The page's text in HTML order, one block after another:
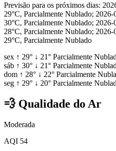
Previsão para os próximos dias:
29°C, Parcialmente Nublado;
30°C, Parcialmente Nublado;
28°C, Parcialmente Nublado;
29°C, Parcialmente Nublado
sex ↑ 29° ↓ 21° Parcialmente
sáb ↑ 30° ↓ 21° Parcialmente
dom ↑ 28° ↓ 22° Parcialmente
seg ↑ 29° ↓ 20° Parcialmente
💨 Qualidade do Ar
Moderada
AQI 54